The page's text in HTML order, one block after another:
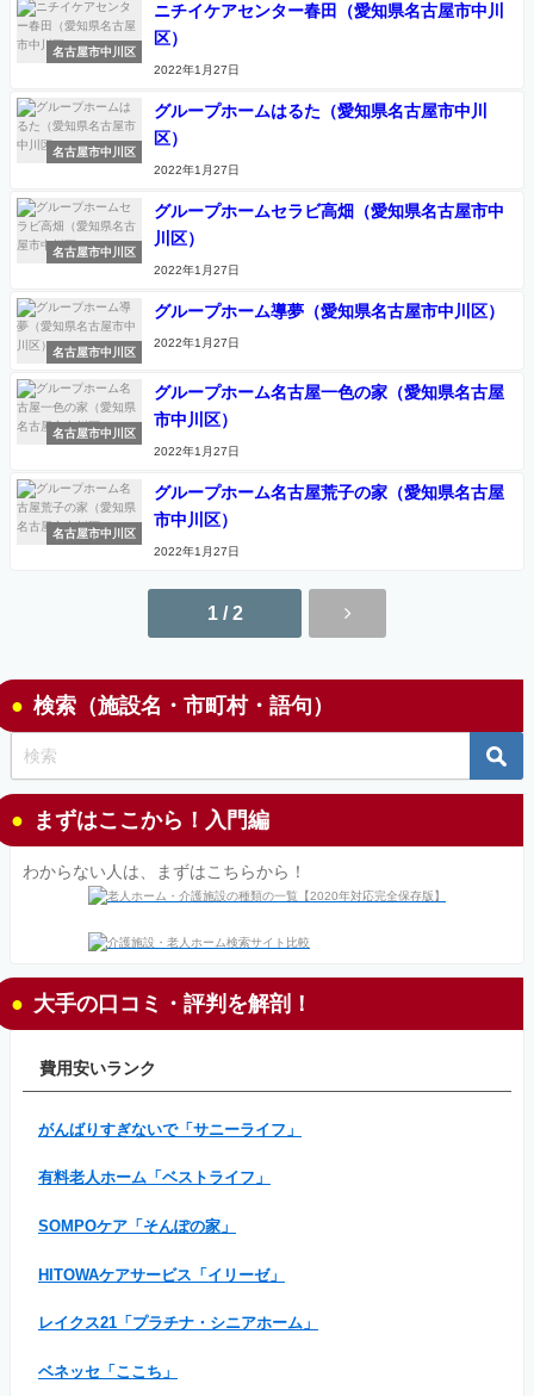
名古屋市中川区
ニチイケアセンター春田（愛知県名古屋市中川
区）
2022年1月27日
名古屋市中川区
グループホームはるた（愛知県名古屋市中川
区）
2022年1月27日
名古屋市中川区
グループホームセラビ高畑（愛知県名古屋市中
川区）
2022年1月27日
名古屋市中川区
グループホーム導夢（愛知県名古屋市中川区）
2022年1月27日
名古屋市中川区
グループホーム名古屋一色の家（愛知県名古屋
市中川区）
2022年1月27日
名古屋市中川区
グループホーム名古屋荒子の家（愛知県名古屋
市中川区）
2022年1月27日
1 / 2
検索（施設名・市町村・語句）
まずはここから！入門編
わからない人は、まずはこちらから！
大手の口コミ・評判を解剖！
費用安いランク
がんばりすぎないで「サニーライフ」
有料老人ホーム「ベストライフ」
SOMPOケア「そんぽの家」
HITOWAケアサービス「イリーゼ」
レイクス21「プラチナ・シニアホーム」
ベネッセ「ここち」